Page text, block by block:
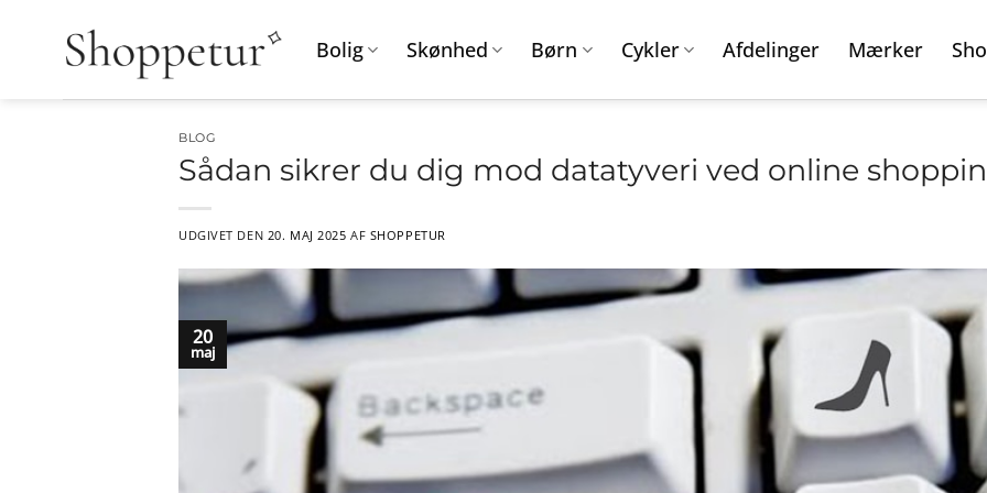
Bolig Skønhed Børn Cykler Afdelinger Mærker
BLOG
Sådan sikrer du dig mod datatyveri ved online
UDGIVET DEN 20. MAJ 2025 AF SHOPPETUR
20
maj